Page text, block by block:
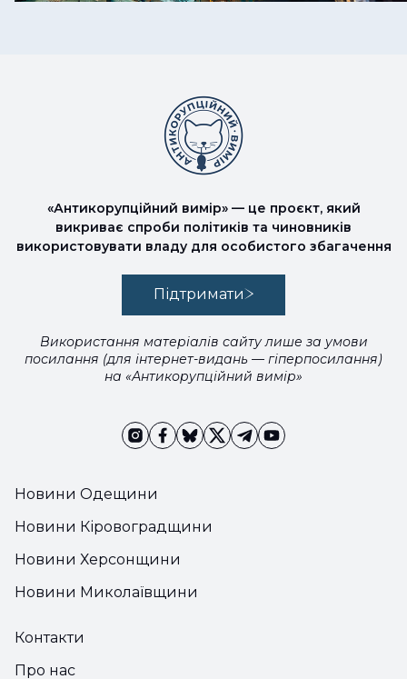
Новини Одещини
Новини Кіровоградщини
Новини Херсонщини
Новини Миколаївщини
«Антикорупційний вимір» — це проєкт, який
викриває спроби політиків та чиновників
використовувати владу для особистого збагачення
Підтримати
Використання матеріалів сайту лише за умови
посилання (для інтернет-видань — гіперпосилання)
на «Антикорупційний вимір»
Контакти
Про нас